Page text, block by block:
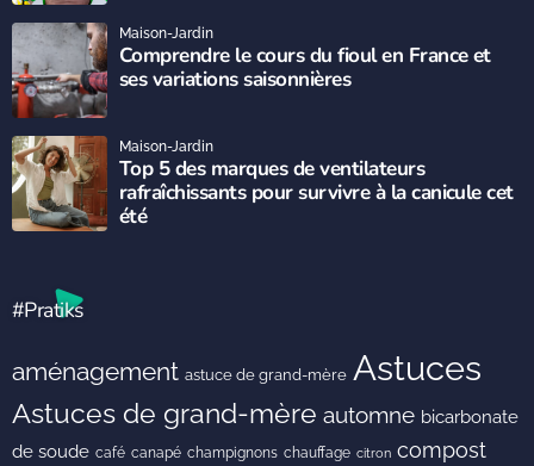
Comprendre le cours du fioul en France et
ses variations saisonnières
Maison-Jardin
Top 5 des marques de ventilateurs
rafraîchissants pour survivre à la canicule cet
été
Maison-Jardin
#Pratiks
aménagement astuce de grand-mère Astuces
Astuces de grand-mère automne bicarbonate
de soude café canapé champignons chauffage citron compost